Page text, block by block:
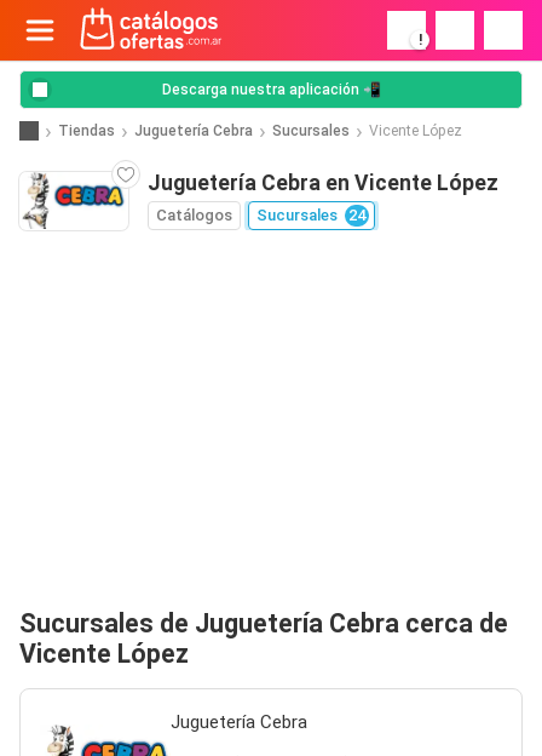
!
Descarga nuestra aplicación 📲
Tiendas Juguetería Cebra Sucursales Vicente López
Juguetería Cebra en Vicente López
Catálogos Sucursales 24
Sucursales de Juguetería Cebra cerca de
Vicente López
Juguetería Cebra